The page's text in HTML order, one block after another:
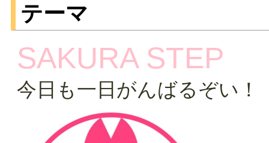
テーマ
SAKURA STEP
今日も一日がんばるぞい！